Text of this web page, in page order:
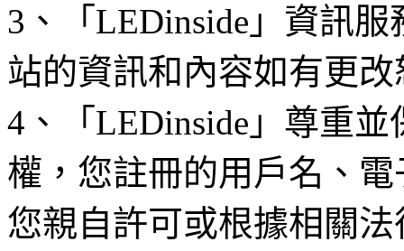
3、「LEDinside」資訊
站的資訊和內容如有更
4、「LEDinside」尊重
權，您註冊的用戶名、
您親自許可或根據相關